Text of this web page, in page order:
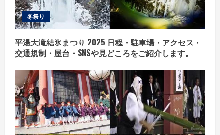
冬祭り
平湯大滝結氷まつり 2025 日程・駐車場・アクセス・
交通規制・屋台・SNSや見どころをご紹介します。